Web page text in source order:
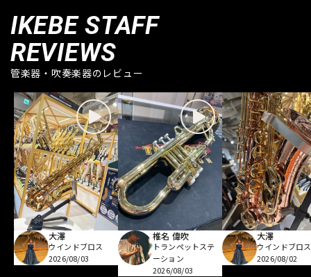
IKEBE STAFF
REVIEWS
管楽器・吹奏楽器のレビュー
大澤
ウインドブロス
2026/08/03
椎名 偉吹
トランペットステ
ーション
2026/08/03
大澤
ウインドブロス
2026/08/02